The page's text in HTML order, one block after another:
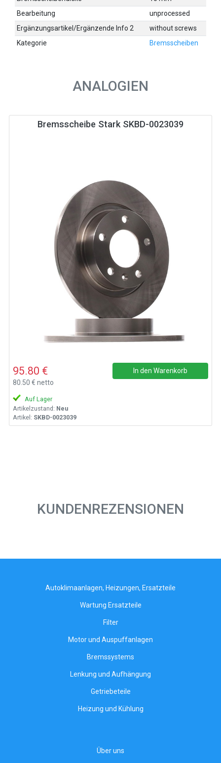
Bearbeitung
unprocessed
Ergänzungsartikel/Ergänzende Info 2
without screws
Kategorie
Bremsscheiben
ANALOGIEN
Bremsscheibe Stark SKBD-0023039
95.80 €
80.50 € netto
In den Warenkorb
Auf Lager
Artikelzustand: Neu
Artikel: SKBD-0023039
KUNDENREZENSIONEN
Autoklimaanlagen, Heizungen, Ersatzteile
Wartung Ersatzteile
Filter
Motor und Auspuffanlagen
Bremssystems
Lenkung und Aufhängung
Getriebeteile
Heizung und Kühlung
Über uns